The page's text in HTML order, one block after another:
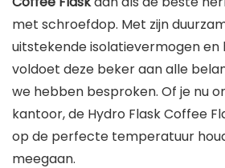
met schroefdop. Met zijn
uitstekende isolatievermogen
voldoet deze beker aan alle
we hebben besproken. Of je nu
kantoor, de Hydro Flask Coffee
op de perfecte temperatuur
meegaan.